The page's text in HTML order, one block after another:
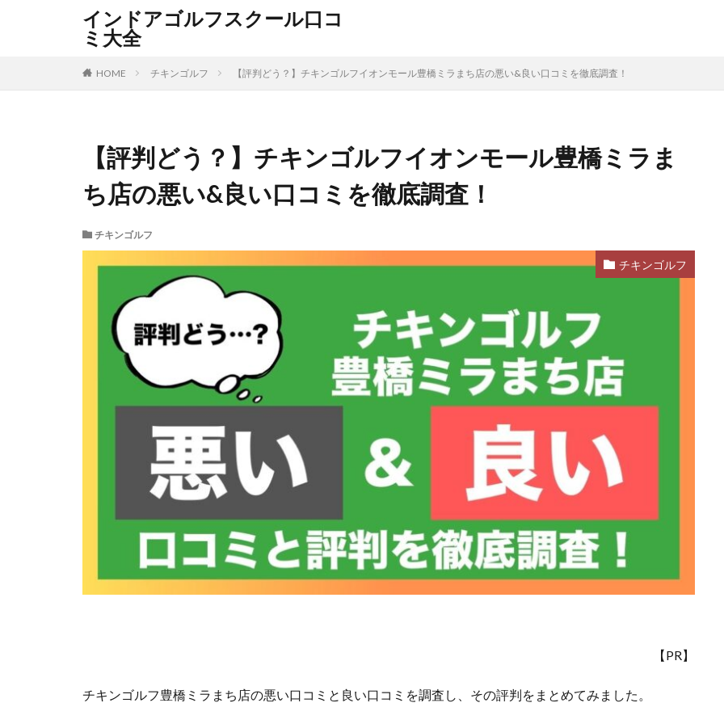
インドアゴルフスクール口コ
ミ大全
HOME チキンゴルフ 【評判どう？】チキンゴルフイオンモール豊橋ミラまち店の悪い&良い口コミを徹底調査！
【評判どう？】チキンゴルフイオンモール豊橋ミラま
ち店の悪い&良い口コミを徹底調査！
チキンゴルフ
チキンゴルフ
【PR】
チキンゴルフ豊橋ミラまち店の悪い口コミと良い口コミを調査し、その評判をまとめてみました。